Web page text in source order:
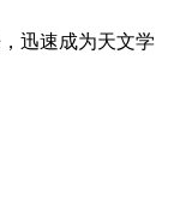
迅速成为天文学